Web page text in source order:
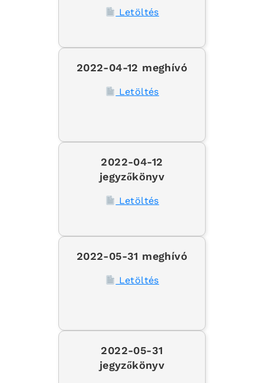
Letöltés
2022-04-12 meghívó
Letöltés
2022-04-12
jegyzőkönyv
Letöltés
2022-05-31 meghívó
Letöltés
2022-05-31
jegyzőkönyv